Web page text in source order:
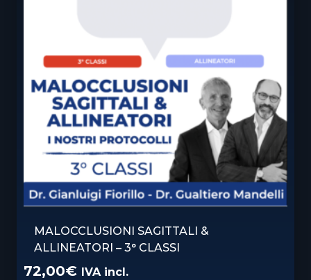
MALOCCLUSIONI SAGITTALI &
ALLINEATORI – 3° CLASSI
72,00€ IVA incl.